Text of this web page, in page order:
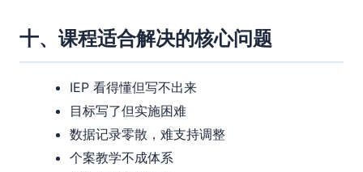
十、课程适合解决的核心问题
IEP 看得懂但写不出来
目标写了但实施困难
数据记录零散，难支持调整
个案教学不成体系